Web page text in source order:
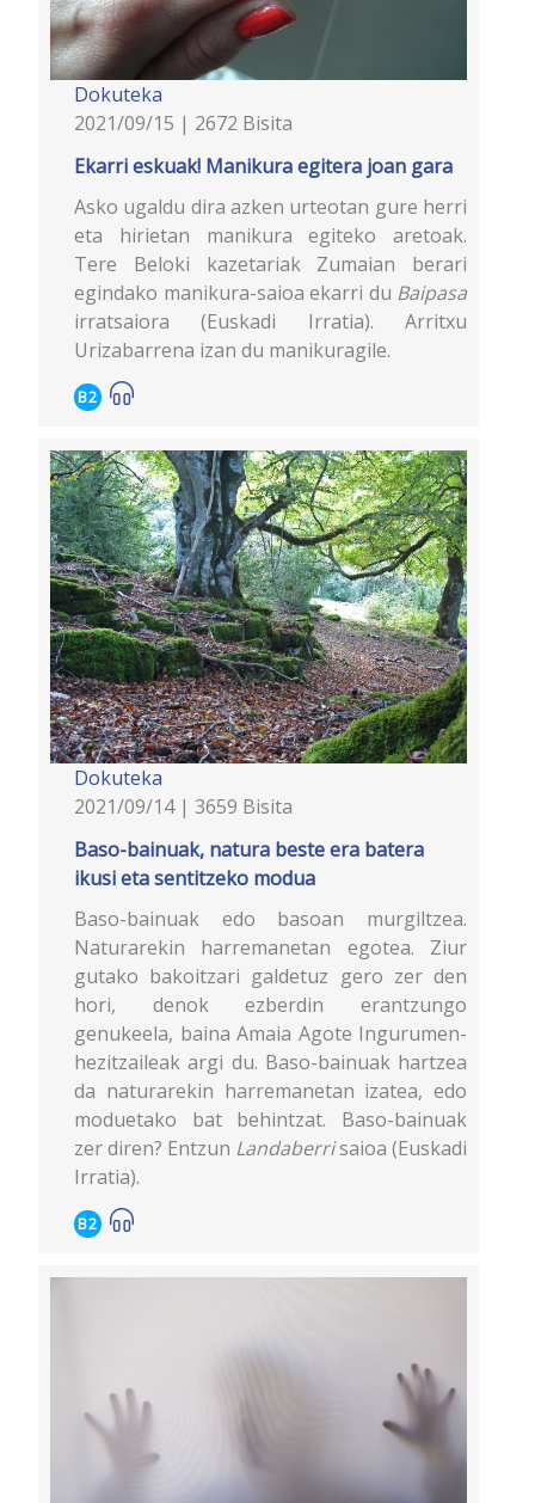
Dokuteka
2021/09/15 | 2672 Bisita
Ekarri eskuak! Manikura egitera joan gara
Asko ugaldu dira azken urteotan gure herri
eta hirietan manikura egiteko aretoak.
Tere Beloki kazetariak Zumaian berari
egindako manikura-saioa ekarri du Baipasa
irratsaiora (Euskadi Irratia). Arritxu
Urizabarrena izan du manikuragile.
B2
Dokuteka
2021/09/14 | 3659 Bisita
Baso-bainuak, natura beste era batera
ikusi eta sentitzeko modua
Baso-bainuak edo basoan murgiltzea.
Naturarekin harremanetan egotea. Ziur
gutako bakoitzari galdetuz gero zer den
hori, denok ezberdin erantzungo
genukeela, baina Amaia Agote Ingurumen-
hezitzaileak argi du. Baso-bainuak hartzea
da naturarekin harremanetan izatea, edo
moduetako bat behintzat. Baso-bainuak
zer diren? Entzun Landaberrisaioa (Euskadi
Irratia).
B2